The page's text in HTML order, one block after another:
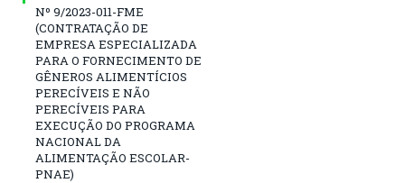
Nº 9/2023-011-FME
(CONTRATAÇÃO DE
EMPRESA ESPECIALIZADA
PARA O FORNECIMENTO DE
GÊNEROS ALIMENTÍCIOS
PERECÍVEIS E NÃO
PERECÍVEIS PARA
EXECUÇÃO DO PROGRAMA
NACIONAL DA
ALIMENTAÇÃO ESCOLAR-
PNAE)